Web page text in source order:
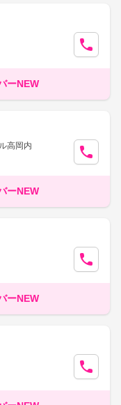
ーNEW
高岡内
ーNEW
ーNEW